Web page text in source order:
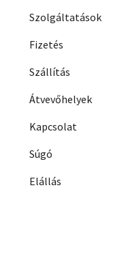
Szolgáltatások
Fizetés
Szállítás
Átvevőhelyek
Kapcsolat
Súgó
Elállás